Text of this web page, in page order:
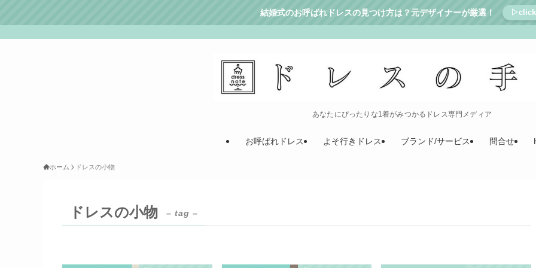
結婚式のお呼ばれドレスの見つけ方は？元デザイナーが厳選！ ▷click
あなたにぴったりな1着がみつかるドレス専門メディア
お呼ばれドレス よそ行きドレス ブランド/サービス 問合せ
ホーム ドレスの小物
ドレスの小物 – tag –